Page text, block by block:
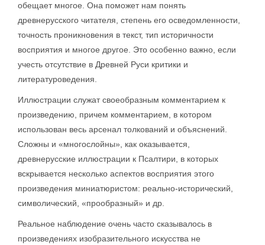
обещает многое. Она поможет нам понять
древнерусского читателя, степень его осведомленности,
точность проникновения в текст, тип историчности
восприятия и многое другое. Это особенно важно, если
учесть отсутствие в Древней Руси критики и
литературоведения.
Иллюстрации служат своеобразным комментарием к
произведению, причем комментарием, в котором
использован весь арсенал толкований и объяснений.
Сложны и «многослойны», как оказывается,
древнерусские иллюстрации к Псалтири, в которых
вскрывается несколько аспектов восприятия этого
произведения миниатюристом: реально-исторический,
символический, «прообразный» и др.
Реальное наблюдение очень часто сказывалось в
произведениях изобразительного искусства не